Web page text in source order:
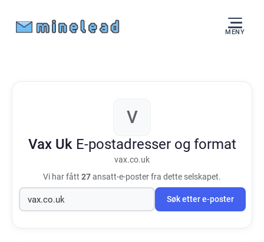
MENY
V
Vax Uk E-postadresser og format
vax.co.uk
Vi har fått 27ansatt-e-poster fra dette selskapet.
Søk etter e-poster